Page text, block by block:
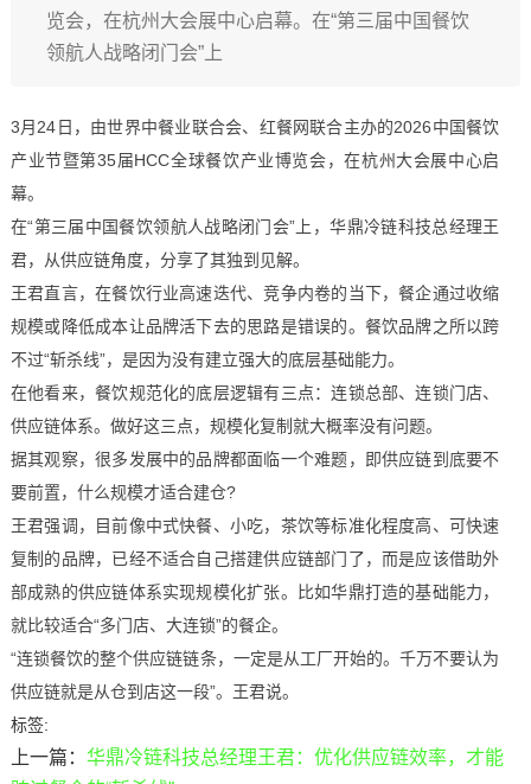
览会，在杭州大会展中心启幕。在“第三届中国餐饮
领航人战略闭门会”上
3月24日，由世界中餐业联合会、红餐网联合主办的2026中国餐饮
产业节暨第35届HCC全球餐饮产业博览会，在杭州大会展中心启
幕。
在“第三届中国餐饮领航人战略闭门会”上，华鼎冷链科技总经理王
君，从供应链角度，分享了其独到见解。
王君直言，在餐饮行业高速迭代、竞争内卷的当下，餐企通过收缩
规模或降低成本让品牌活下去的思路是错误的。餐饮品牌之所以跨
不过“斩杀线”，是因为没有建立强大的底层基础能力。
在他看来，餐饮规范化的底层逻辑有三点：连锁总部、连锁门店、
供应链体系。做好这三点，规模化复制就大概率没有问题。
据其观察，很多发展中的品牌都面临一个难题，即供应链到底要不
要前置，什么规模才适合建仓?
王君强调，目前像中式快餐、小吃，茶饮等标准化程度高、可快速
复制的品牌，已经不适合自己搭建供应链部门了，而是应该借助外
部成熟的供应链体系实现规模化扩张。比如华鼎打造的基础能力，
就比较适合“多门店、大连锁”的餐企。
“连锁餐饮的整个供应链链条，一定是从工厂开始的。千万不要认为
供应链就是从仓到店这一段”。王君说。
标签:
上一篇： 华鼎冷链科技总经理王君：优化供应链效率，才能